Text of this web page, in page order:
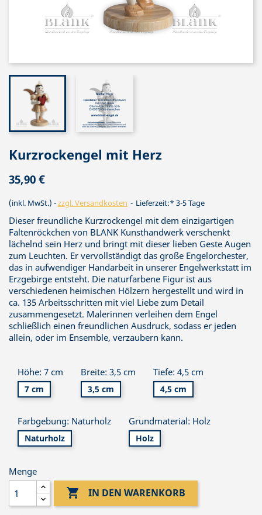
Kurzrockengel mit Herz
35,90 €
(inkl. MwSt.) zzgl. Versandkosten Lieferzeit:* 3-5 Tage
Dieser freundliche Kurzrockengel mit dem einzigartigen
Faltenröckchen von BLANK Kunsthandwerk verschenkt
lächelnd sein Herz und bringt mit dieser lieben Geste Augen
zum Leuchten. Er vervollständigt das große Engelorchester,
das in aufwendiger Handarbeit in unserer Engelwerkstatt im
Erzgebirge entsteht. Die naturfarbene Figur ist aus
verschiedenen heimischen Hölzern hergestellt und wird in
ca. 135 Arbeitsschritten mit viel Liebe zum Detail
zusammengesetzt. Malerinnen verleihen dem Engel
schließlich einen freundlichen Ausdruck, sodass er jeden
allein, oder im Ensemble, verzaubern kann.
Höhe: 7 cm
7 cm
Breite: 3,5 cm
3,5 cm
Tiefe: 4,5 cm
4,5 cm
Farbgebung: Naturholz
Naturholz
Grundmaterial: Holz
Holz
Menge
 IN DEN WARENKORB